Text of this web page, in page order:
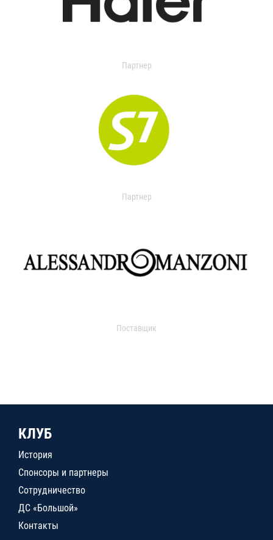
Партнер
Партнер
Поставщик
КЛУБ
История
Спонсоры и партнеры
Сотрудничество
ДС «Большой»
Контакты